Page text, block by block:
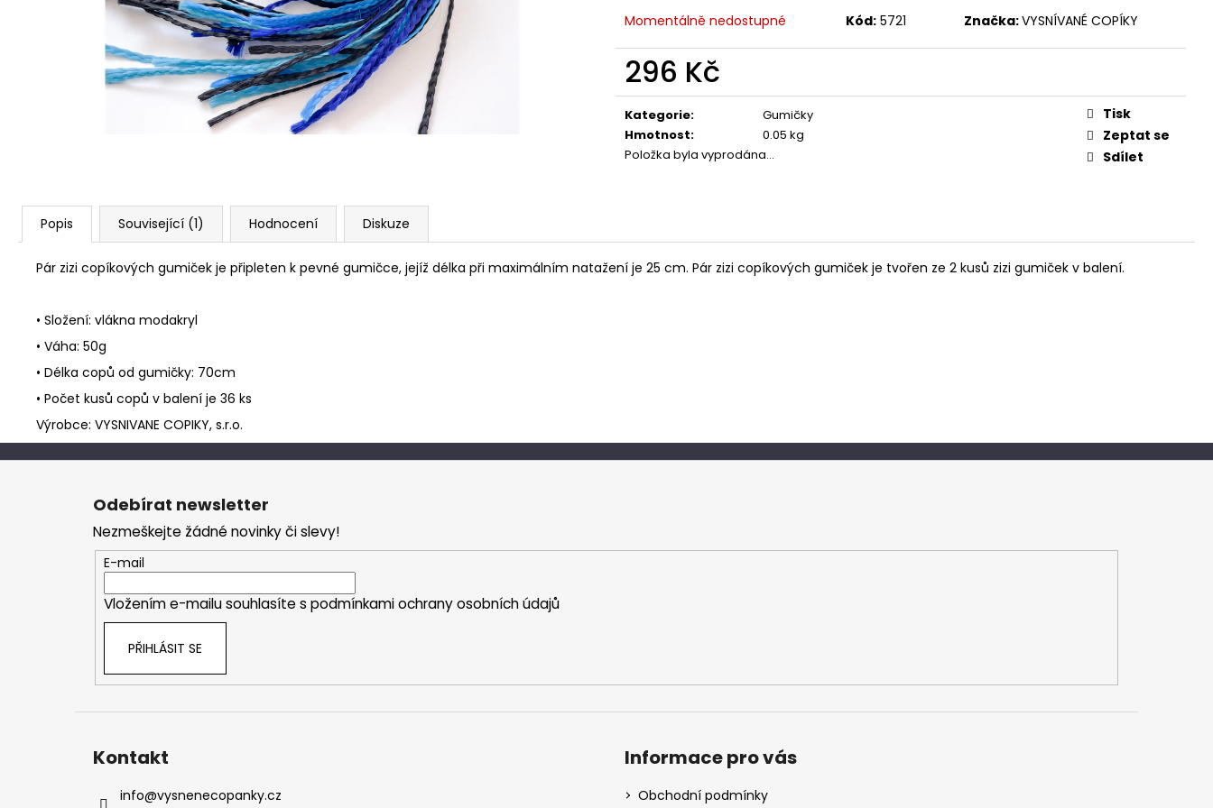
Momentálně nedostupné Kód: 5721 Značka:VYSNÍVANÉ COPÍKY
296 Kč
Měrná
cena:
Kategorie:
Gumičky
Hmotnost:
0.05 kg
Položka byla vyprodána…
Tisk
Zeptat se
Sdílet
Popis Související (1) Hodnocení Diskuze
Pár zizi copíkových gumiček je připleten k pevné gumičce, jejíž délka při maximálním natažení je 25 cm. Pár zizi copíkových gumiček je tvořen ze 2 kusů zizi gumiček v balení.
• Složení: vlákna modakryl
• Váha: 50g
• Délka copů od gumičky: 70cm
• Počet kusů copů v balení je 36 ks
Výrobce: VYSNIVANE COPIKY, s.r.o.
Z
Odebírat newsletter
Nezmeškejte žádné novinky či slevy!
E-mail
Vložením e-mailu souhlasíte s podmínkami ochrany osobních údajů
PŘIHLÁSIT SE
Kontakt
info@vysnenecopanky.cz
Informace pro vás
Obchodní podmínky